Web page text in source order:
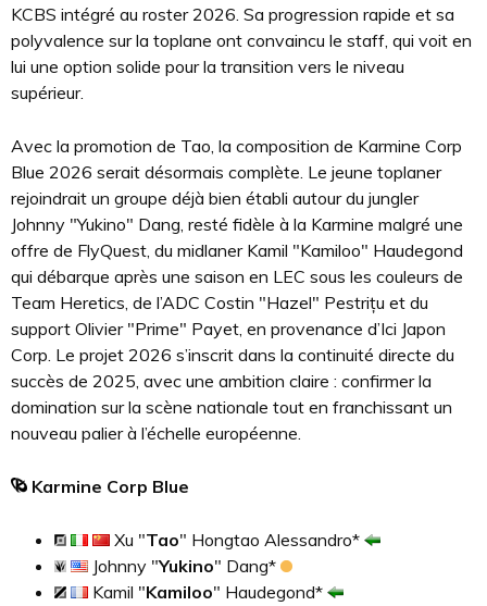
KCBS intégré au roster 2026. Sa progression rapide et sa
polyvalence sur la toplane ont convaincu le staff, qui voit en
lui une option solide pour la transition vers le niveau
supérieur.
Avec la promotion de Tao, la composition de Karmine Corp
Blue 2026 serait désormais complète. Le jeune toplaner
rejoindrait un groupe déjà bien établi autour du jungler
Johnny "Yukino" Dang, resté fidèle à la Karmine malgré une
offre de FlyQuest, du midlaner Kamil "Kamiloo" Haudegond
qui débarque après une saison en LEC sous les couleurs de
Team Heretics, de l’ADC Costin "Hazel" Pestrițu et du
support Olivier "Prime" Payet, en provenance d’Ici Japon
Corp. Le projet 2026 s’inscrit dans la continuité directe du
succès de 2025, avec une ambition claire : confirmer la
domination sur la scène nationale tout en franchissant un
nouveau palier à l’échelle européenne.
Karmine Corp Blue
Xu "Tao" Hongtao Alessandro*
Johnny "Yukino" Dang*
Kamil "Kamiloo" Haudegond*